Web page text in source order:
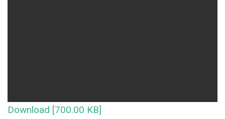
Download [700.00 KB]